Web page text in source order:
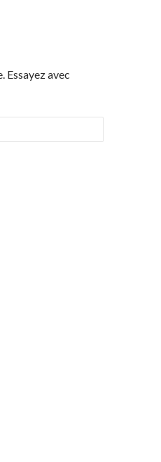
Essayez avec